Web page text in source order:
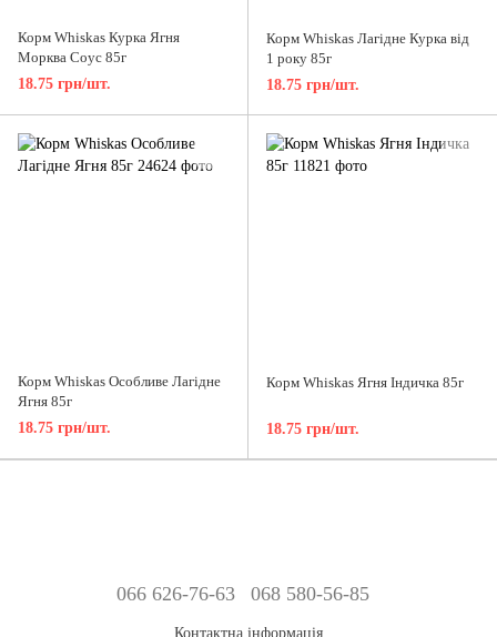
Корм Whiskas Курка Ягня
Морква Соус 85г
18.75 грн/шт.
Корм Whiskas Лагідне Курка від
1 року 85г
18.75 грн/шт.
Корм Whiskas Особливе Лагідне
Ягня 85г
18.75 грн/шт.
Корм Whiskas Ягня Індичка 85г
18.75 грн/шт.
066 626-76-63 068 580-56-85
Контактна інформація